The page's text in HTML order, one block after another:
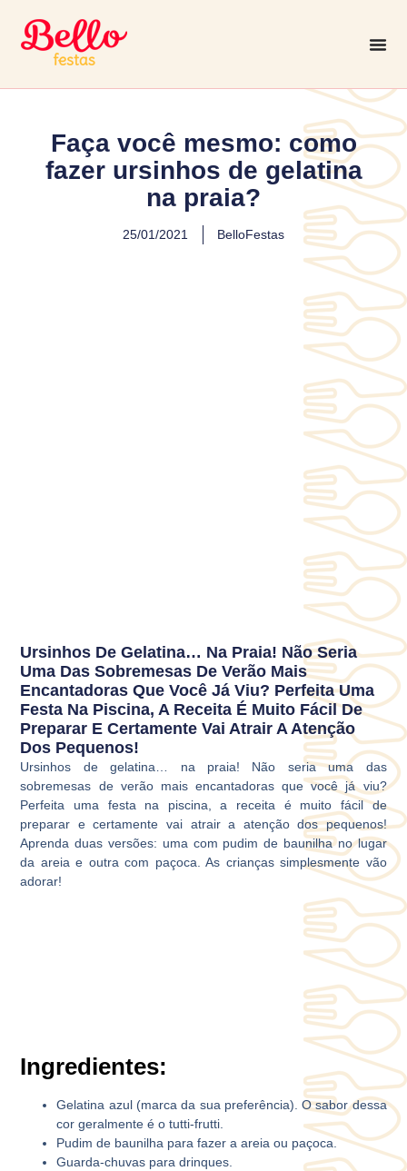
Faça você mesmo: como
fazer ursinhos de gelatina
na praia?
25/01/2021 BelloFestas
Ursinhos De Gelatina… Na Praia! Não Seria
Uma Das Sobremesas De Verão Mais
Encantadoras Que Você Já Viu? Perfeita Uma
Festa Na Piscina, A Receita É Muito Fácil De
Preparar E Certamente Vai Atrair A Atenção
Dos Pequenos!
Ursinhos de gelatina… na praia! Não seria uma das
sobremesas de verão mais encantadoras que você já viu?
Perfeita uma festa na piscina, a receita é muito fácil de
preparar e certamente vai atrair a atenção dos pequenos!
Aprenda duas versões: uma com pudim de baunilha no lugar
da areia e outra com paçoca. As crianças simplesmente vão
adorar!
Ingredientes:
Gelatina azul (marca da sua preferência). O sabor dessa
cor geralmente é o tutti-frutti.
Pudim de baunilha para fazer a areia ou paçoca.
Guarda-chuvas para drinques.